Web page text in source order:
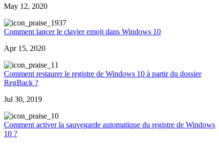
May 12, 2020
937
Comment lancer le clavier emoji dans Windows 10
Apr 15, 2020
1
Comment restaurer le registre de Windows 10 à partir du dossier
RegBack ?
Jul 30, 2019
0
Comment activer la sauvegarde automatique du registre de Windows
10 ?